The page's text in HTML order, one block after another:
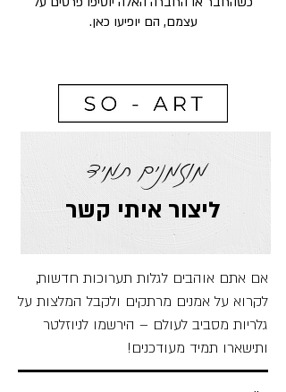
עצמם, הם יופיעו כאן.
ליצור איתי קשר
מוזמנים תמיד
אם אתם אוהבים לגלות תערוכות חדשות,
לקרוא על אמנים מרתקים ולקבל המלצות על
גלריות מסביב לעולם – הירשמו לניוזלטר
ותישארו תמיד מעודכנים!